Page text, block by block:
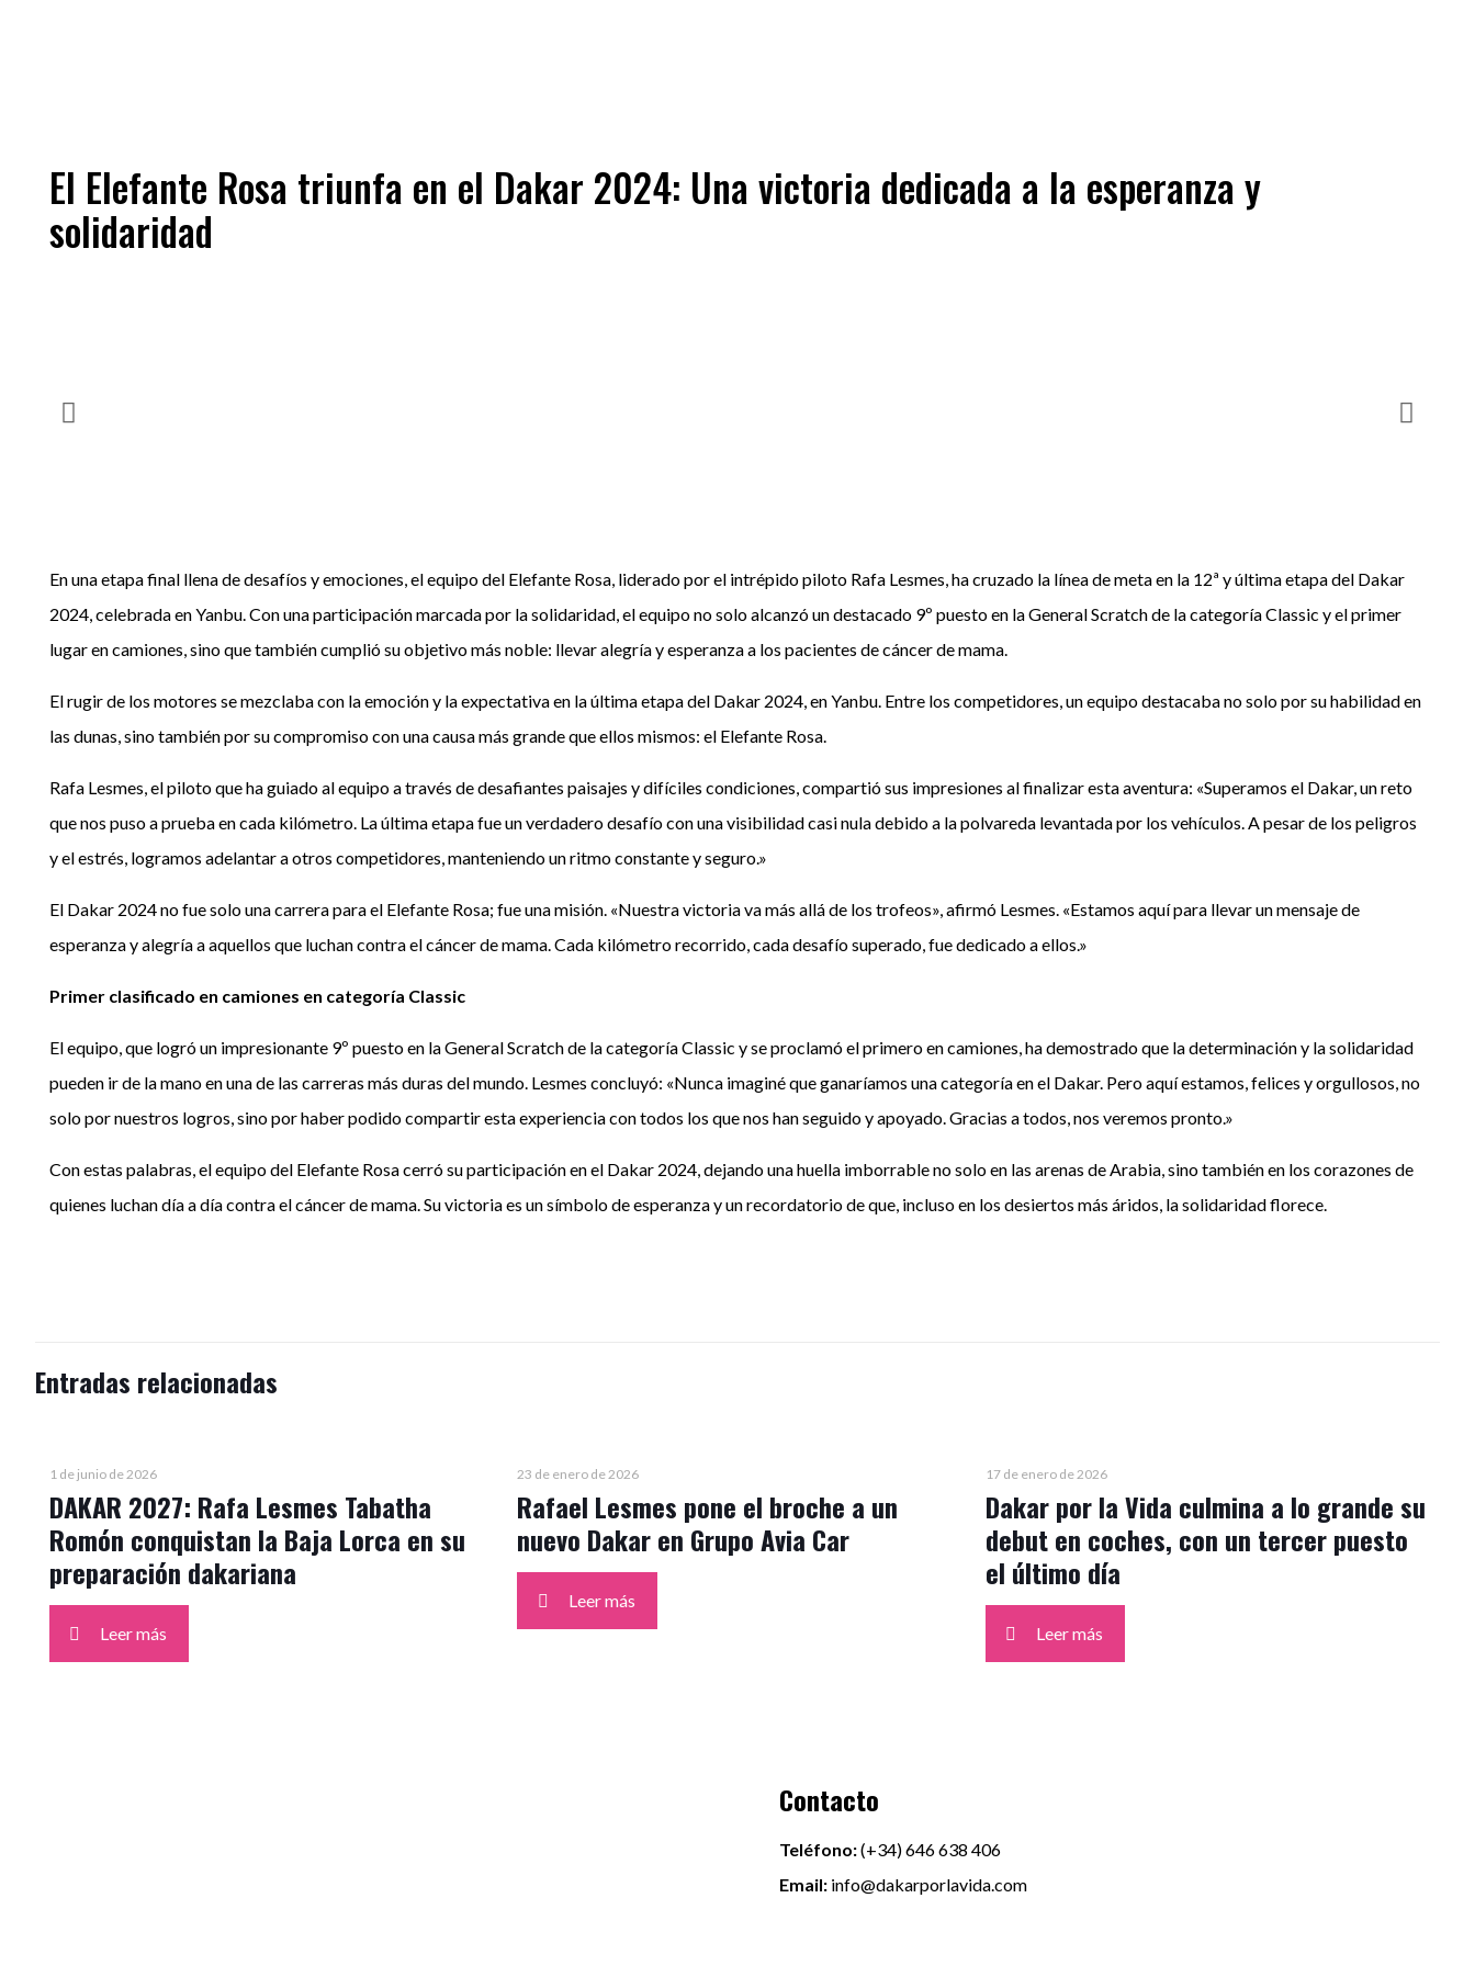
El Elefante Rosa triunfa en el Dakar 2024: Una victoria dedicada a la esperanza y
solidaridad
En una etapa final llena de desafíos y emociones, el equipo del Elefante Rosa, liderado por el intrépido piloto Rafa Lesmes, ha cruzado la línea de meta en la 12ª y última etapa del Dakar
2024, celebrada en Yanbu. Con una participación marcada por la solidaridad, el equipo no solo alcanzó un destacado 9º puesto en la General Scratch de la categoría Classic y el primer
lugar en camiones, sino que también cumplió su objetivo más noble: llevar alegría y esperanza a los pacientes de cáncer de mama.
El rugir de los motores se mezclaba con la emoción y la expectativa en la última etapa del Dakar 2024, en Yanbu. Entre los competidores, un equipo destacaba no solo por su habilidad en
las dunas, sino también por su compromiso con una causa más grande que ellos mismos: el Elefante Rosa.
Rafa Lesmes, el piloto que ha guiado al equipo a través de desafiantes paisajes y difíciles condiciones, compartió sus impresiones al finalizar esta aventura: «Superamos el Dakar, un reto
que nos puso a prueba en cada kilómetro. La última etapa fue un verdadero desafío con una visibilidad casi nula debido a la polvareda levantada por los vehículos. A pesar de los peligros
y el estrés, logramos adelantar a otros competidores, manteniendo un ritmo constante y seguro.»
El Dakar 2024 no fue solo una carrera para el Elefante Rosa; fue una misión. «Nuestra victoria va más allá de los trofeos», afirmó Lesmes. «Estamos aquí para llevar un mensaje de
esperanza y alegría a aquellos que luchan contra el cáncer de mama. Cada kilómetro recorrido, cada desafío superado, fue dedicado a ellos.»
Primer clasificado en camiones en categoría Classic
El equipo, que logró un impresionante 9º puesto en la General Scratch de la categoría Classic y se proclamó el primero en camiones, ha demostrado que la determinación y la solidaridad
pueden ir de la mano en una de las carreras más duras del mundo. Lesmes concluyó: «Nunca imaginé que ganaríamos una categoría en el Dakar. Pero aquí estamos, felices y orgullosos, no
solo por nuestros logros, sino por haber podido compartir esta experiencia con todos los que nos han seguido y apoyado. Gracias a todos, nos veremos pronto.»
Con estas palabras, el equipo del Elefante Rosa cerró su participación en el Dakar 2024, dejando una huella imborrable no solo en las arenas de Arabia, sino también en los corazones de
quienes luchan día a día contra el cáncer de mama. Su victoria es un símbolo de esperanza y un recordatorio de que, incluso en los desiertos más áridos, la solidaridad florece.
Entradas relacionadas
1 de junio de 2026
DAKAR 2027: Rafa Lesmes Tabatha
Romón conquistan la Baja Lorca en su
preparación dakariana
Leer más
23 de enero de 2026
Rafael Lesmes pone el broche a un
nuevo Dakar en Grupo Avia Car
Leer más
17 de enero de 2026
Dakar por la Vida culmina a lo grande su
debut en coches, con un tercer puesto
el último día
Leer más
Contacto
Teléfono:(+34)646 638 406
Email: info@dakarporlavida.com